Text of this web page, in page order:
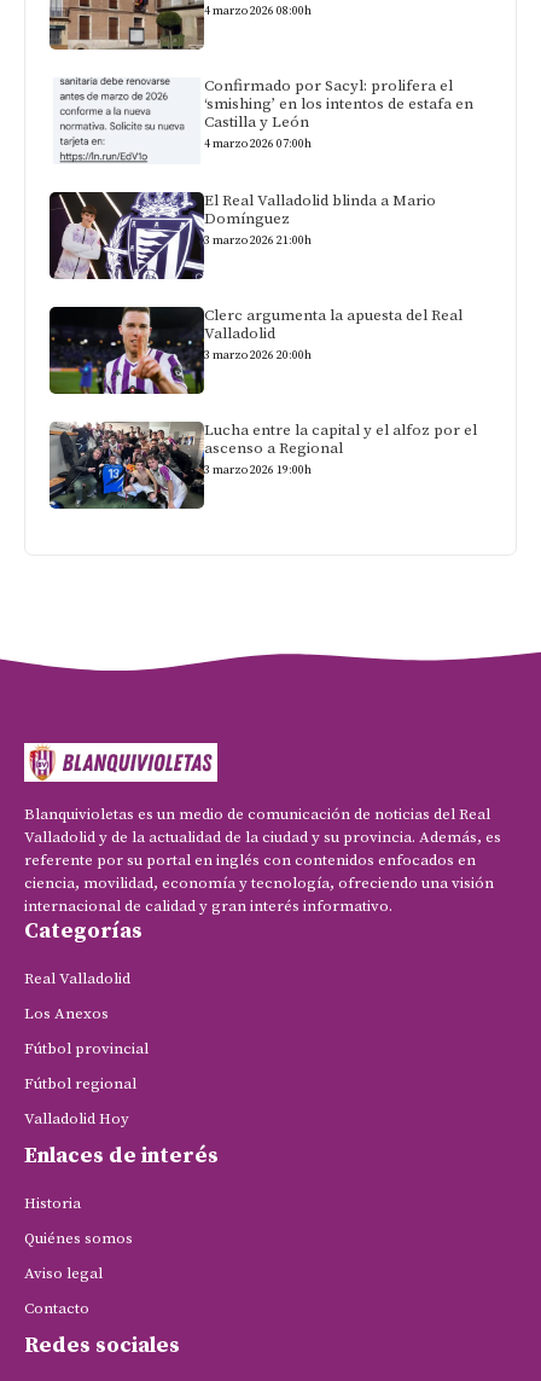
4 marzo 2026 08:00h
Confirmado por Sacyl: prolifera el
‘smishing’ en los intentos de estafa en
Castilla y León
4 marzo 2026 07:00h
El Real Valladolid blinda a Mario
Domínguez
3 marzo 2026 21:00h
Clerc argumenta la apuesta del Real
Valladolid
3 marzo 2026 20:00h
Lucha entre la capital y el alfoz por el
ascenso a Regional
3 marzo 2026 19:00h
Blanquivioletas es un medio de comunicación de noticias del Real
Valladolid y de la actualidad de la ciudad y su provincia. Además, es
referente por su portal en inglés con contenidos enfocados en
ciencia, movilidad, economía y tecnología, ofreciendo una visión
internacional de calidad y gran interés informativo.
Categorías
Real Valladolid
Los Anexos
Fútbol provincial
Fútbol regional
Valladolid Hoy
Enlaces de interés
Historia
Quiénes somos
Aviso legal
Contacto
Redes sociales